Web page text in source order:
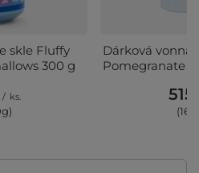
skle Fluffy
300 g
/ ks.
Dárková vonná
Pomegranate